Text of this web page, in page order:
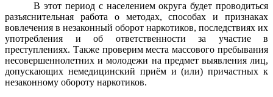
В этот период с населением округа будет проводиться
разъяснительная работа о методах, способах и признаках
вовлечения в незаконный оборот наркотиков, последствиях их
употребления и об ответственности за участие в
преступлениях. Также проверим места массового пребывания
несовершеннолетних и молодежи на предмет выявления лиц,
допускающих немедицинский приём и (или) причастных к
незаконному обороту наркотиков.